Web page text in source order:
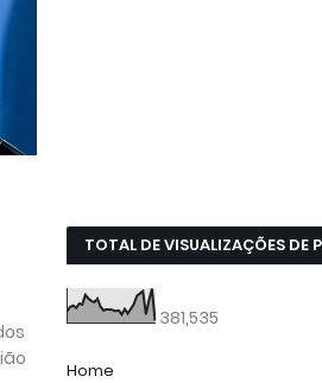
TOTAL DE VISUALIZAÇÕES DE
381,535
Home